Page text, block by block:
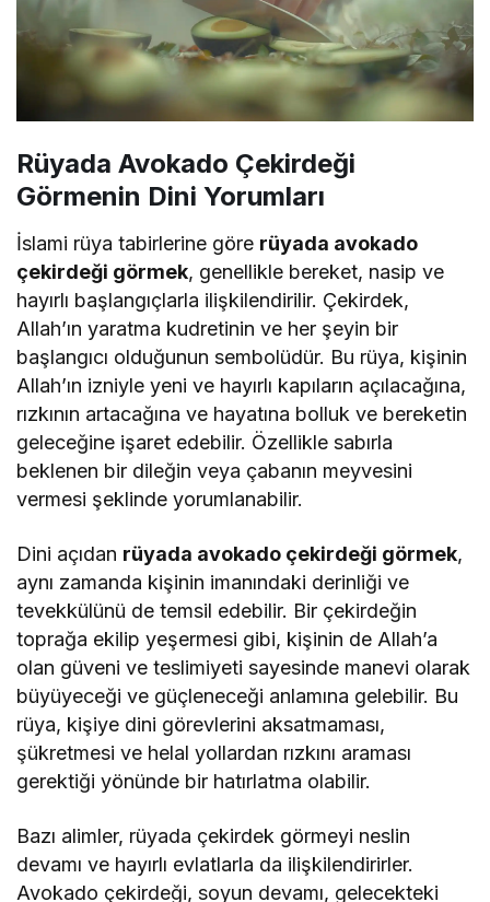
Rüyada Avokado Çekirdeği
Görmenin Dini Yorumları
İslami rüya tabirlerine göre rüyada avokado
çekirdeği görmek, genellikle bereket, nasip ve
hayırlı başlangıçlarla ilişkilendirilir. Çekirdek,
Allah’ın yaratma kudretinin ve her şeyin bir
başlangıcı olduğunun sembolüdür. Bu rüya, kişinin
Allah’ın izniyle yeni ve hayırlı kapıların açılacağına,
rızkının artacağına ve hayatına bolluk ve bereketin
geleceğine işaret edebilir. Özellikle sabırla
beklenen bir dileğin veya çabanın meyvesini
vermesi şeklinde yorumlanabilir.
Dini açıdan rüyada avokado çekirdeği görmek,
aynı zamanda kişinin imanındaki derinliği ve
tevekkülünü de temsil edebilir. Bir çekirdeğin
toprağa ekilip yeşermesi gibi, kişinin de Allah’a
olan güveni ve teslimiyeti sayesinde manevi olarak
büyüyeceği ve güçleneceği anlamına gelebilir. Bu
rüya, kişiye dini görevlerini aksatmaması,
şükretmesi ve helal yollardan rızkını araması
gerektiği yönünde bir hatırlatma olabilir.
Bazı alimler, rüyada çekirdek görmeyi neslin
devamı ve hayırlı evlatlarla da ilişkilendirirler.
Avokado çekirdeği, soyun devamı, gelecekteki